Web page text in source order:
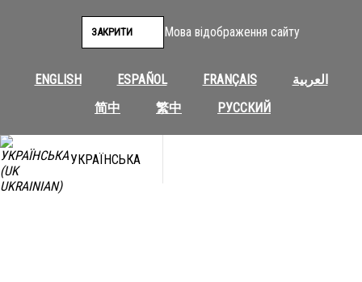
Мова відображення сайту
ENGLISH ESPAÑOL FRANÇAIS
العربية
简中
繁中 РУССКИЙ
ЗАКРИТИ
УКРАЇНСЬКА